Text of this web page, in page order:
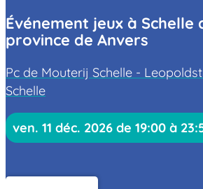
Événement jeux à Schelle
province de Anvers
Pc de Mouterij Schelle -
Schelle
ven. 11 déc. 2026 de 19:00 à